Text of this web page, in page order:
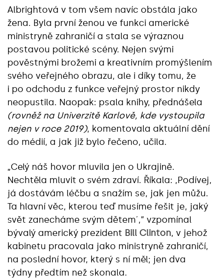
Albrightová v tom všem navíc obstála jako
žena. Byla první ženou ve funkci americké
ministryně zahraničí a stala se výraznou
postavou politické scény. Nejen svými
pověstnými brožemi a kreativním promýšlením
svého veřejného obrazu, ale i díky tomu, že
i po odchodu z funkce veřejný prostor nikdy
neopustila. Naopak: psala knihy, přednášela
(rovněž na Univerzitě Karlově, kde vystoupila
nejen v roce 2019), komentovala aktuální dění
do médií, a jak již bylo řečeno, učila.
„Celý náš hovor mluvila jen o Ukrajině.
Nechtěla mluvit o svém zdraví. Říkala: ,Podívej,
já dostávám léčbu a snažím se, jak jen můžu.
Ta hlavní věc, kterou teď musíme řešit je, jaký
svět zanecháme svým dětem´,” vzpomínal
bývalý americký prezident Bill Clinton, v jehož
kabinetu pracovala jako ministryně zahraničí,
na poslední hovor, který s ní měl; jen dva
týdny předtím než skonala.